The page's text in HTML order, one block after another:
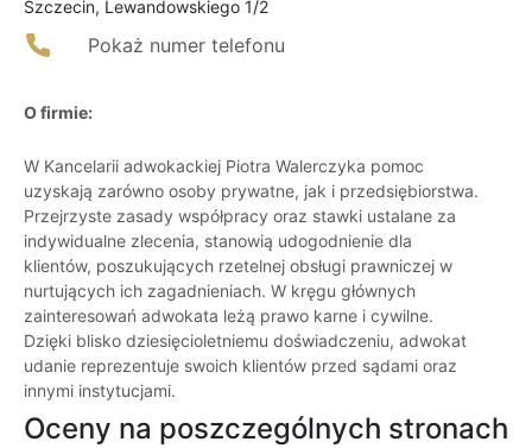
Szczecin, Lewandowskiego 1/2
Pokaż numer telefonu
O firmie:
W Kancelarii adwokackiej Piotra Walerczyka pomoc
uzyskają zarówno osoby prywatne, jak i przedsiębiorstwa.
Przejrzyste zasady współpracy oraz stawki ustalane za
indywidualne zlecenia, stanowią udogodnienie dla
klientów, poszukujących rzetelnej obsługi prawniczej w
nurtujących ich zagadnieniach. W kręgu głównych
zainteresowań adwokata leżą prawo karne i cywilne.
Dzięki blisko dziesięcioletniemu doświadczeniu, adwokat
udanie reprezentuje swoich klientów przed sądami oraz
innymi instytucjami.
Oceny na poszczególnych stronach